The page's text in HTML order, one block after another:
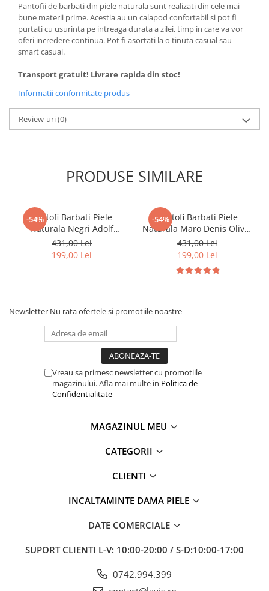
Pantofii de barbati din piele naturala sunt realizati din cele mai
bune materii prime. Acestia au un calapod confortabil si pot fi
purtati cu usurinta pe intreaga durata a zilei, timp in care va vor
oferi incredere continua. Pot fi asortati la o tinuta casual sau
smart casual.
Transport gratuit! Livrare rapida din stoc!
Informatii conformitate produs
Review-uri(0)
PRODUSE SIMILARE
-54%
Pantofi Barbati Piele
Naturala Negri Adolf
B00173
431,00 Lei
199,00 Lei
-54%
Pantofi Barbati Piele
Naturala Maro Denis Oliver
B00005
431,00 Lei
199,00 Lei
Newsletter Nu rata ofertele si promotiile noastre
Vreau sa primesc newsletter cu promotiile
magazinului. Afla mai multe in Politica de
Confidentialitate
MAGAZINUL MEU
CATEGORII
CLIENTI
INCALTAMINTE DAMA PIELE
DATE COMERCIALE
SUPORT CLIENTI L-V: 10:00-20:00 / S-D:10:00-17:00
0742.994.399